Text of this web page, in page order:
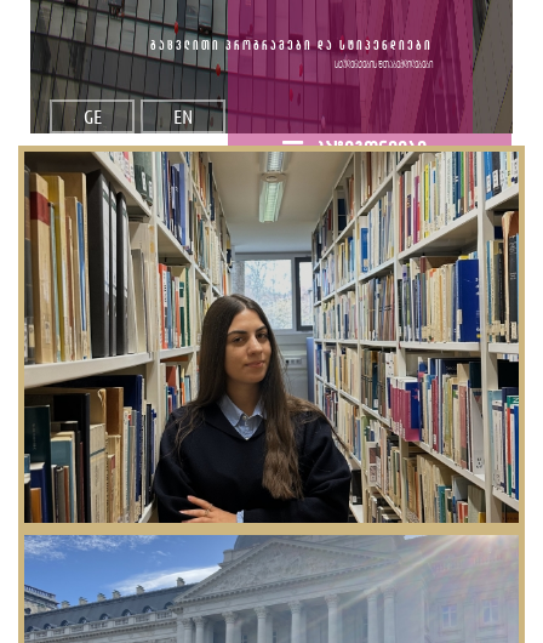
GE EN
გაცვლითი პროგრამები და სტიპენდიები
სტუდენტების შთაბეჭდილებები
კატეგორიები